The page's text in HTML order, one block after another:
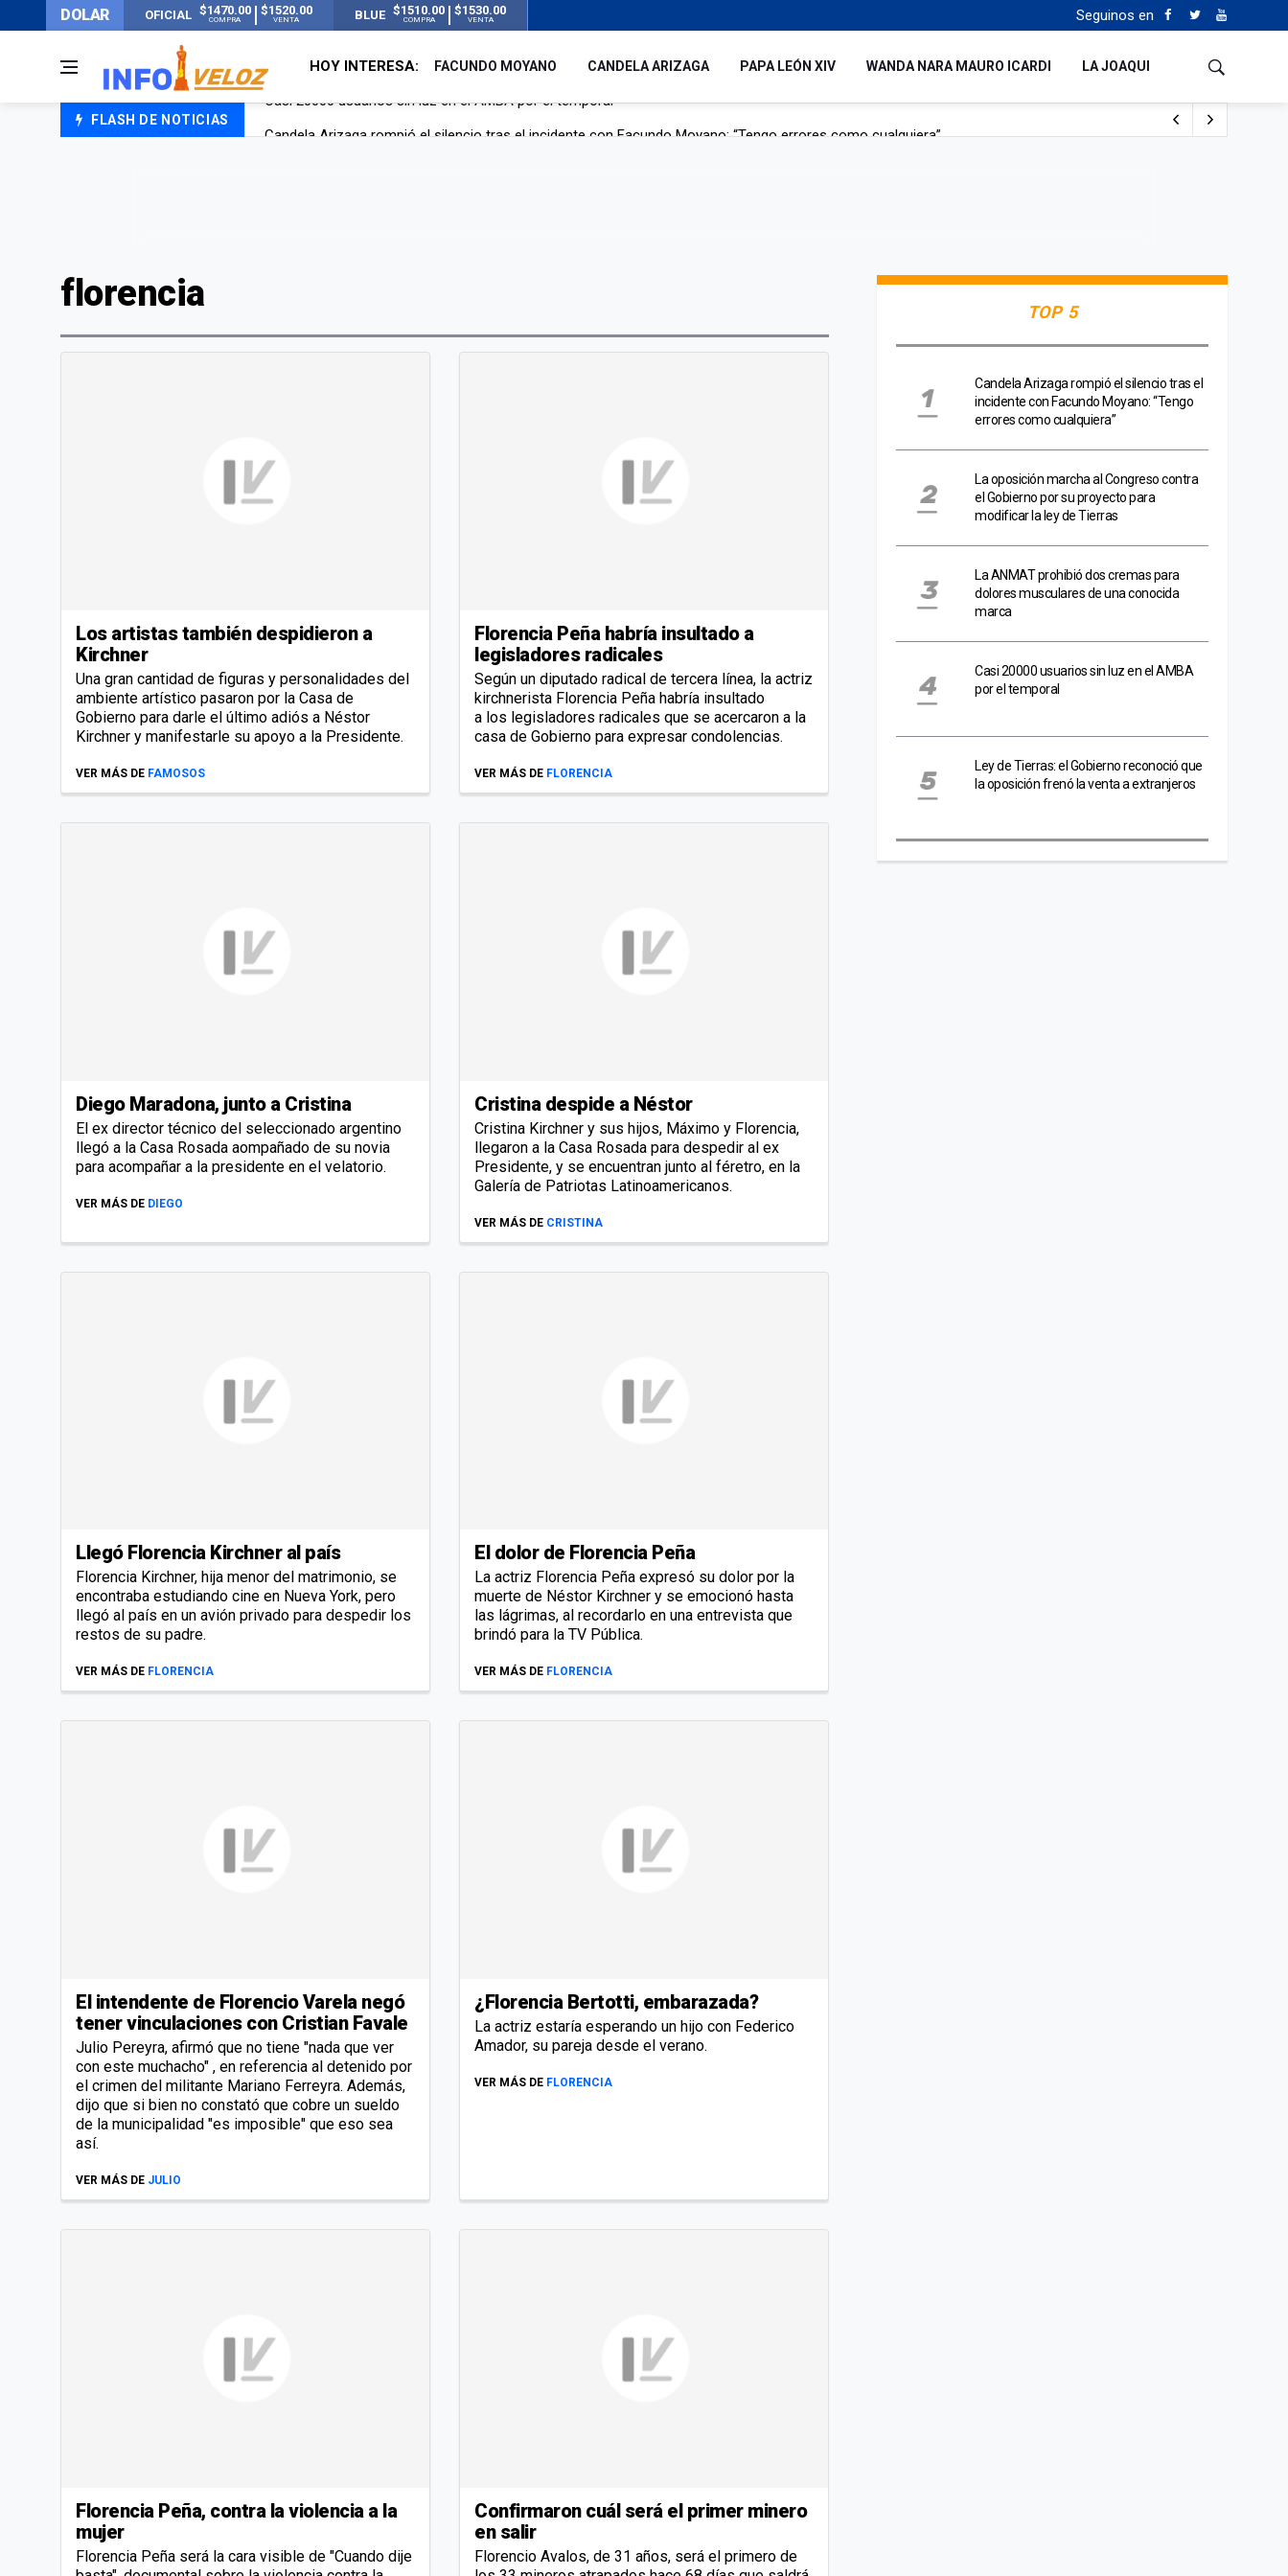
DOLAR OFICIAL $1470.00
COMPRA
$1520.00
VENTA BLUE $1510.00
COMPRA
$1530.00
VENTA Seguinos en
HOY INTERESA: FACUNDO MOYANO CANDELA ARIZAGA PAPA LEÓN XIV WANDA NARA MAURO ICARDI LA JOAQUI
FLASH DE NOTICIAS
florencia
Los artistas también despidieron a
Kirchner
Una gran cantidad de figuras y personalidades del
ambiente artístico pasaron por la Casa de
Gobierno para darle el último adiós a Néstor
Kirchner y manifestarle su apoyo a la Presidente.
VER MÁS DE FAMOSOS
Florencia Peña habría insultado a
legisladores radicales
Según un diputado radical de tercera línea, la actriz
kirchnerista Florencia Peña habría insultado
a los legisladores radicales que se acercaron a la
casa de Gobierno para expresar condolencias.
VER MÁS DE FLORENCIA
Diego Maradona, junto a Cristina
El ex director técnico del seleccionado argentino
llegó a la Casa Rosada aompañado de su novia
para acompañar a la presidente en el velatorio.
VER MÁS DE DIEGO
Cristina despide a Néstor
Cristina Kirchner y sus hijos, Máximo y Florencia,
llegaron a la Casa Rosada para despedir al ex
Presidente, y se encuentran junto al féretro, en la
Galería de Patriotas Latinoamericanos.
VER MÁS DE CRISTINA
Llegó Florencia Kirchner al país
Florencia Kirchner, hija menor del matrimonio, se
encontraba estudiando cine en Nueva York, pero
llegó al país en un avión privado para despedir los
restos de su padre.
VER MÁS DE FLORENCIA
El dolor de Florencia Peña
La actriz Florencia Peña expresó su dolor por la
muerte de Néstor Kirchner y se emocionó hasta
las lágrimas, al recordarlo en una entrevista que
brindó para la TV Pública.
VER MÁS DE FLORENCIA
El intendente de Florencio Varela negó
tener vinculaciones con Cristian Favale
Julio Pereyra, afirmó que no tiene "nada que ver
con este muchacho" , en referencia al detenido por
el crimen del militante Mariano Ferreyra. Además,
dijo que si bien no constató que cobre un sueldo
de la municipalidad "es imposible" que eso sea
así.
VER MÁS DE JULIO
¿Florencia Bertotti, embarazada?
La actriz estaría esperando un hijo con Federico
Amador, su pareja desde el verano.
VER MÁS DE FLORENCIA
Florencia Peña, contra la violencia a la
mujer
Florencia Peña será la cara visible de "Cuando dije
Confirmaron cuál será el primer minero
en salir
Florencio Avalos, de 31 años, será el primero de
TOP 5
Candela Arizaga rompió el silencio tras el
incidente con Facundo Moyano: “Tengo
errores como cualquiera”
La oposición marcha al Congreso contra
el Gobierno por su proyecto para
modificar la ley de Tierras
La ANMAT prohibió dos cremas para
dolores musculares de una conocida
marca
Casi 20000 usuarios sin luz en el AMBA
por el temporal
Ley de Tierras: el Gobierno reconoció que
la oposición frenó la venta a extranjeros